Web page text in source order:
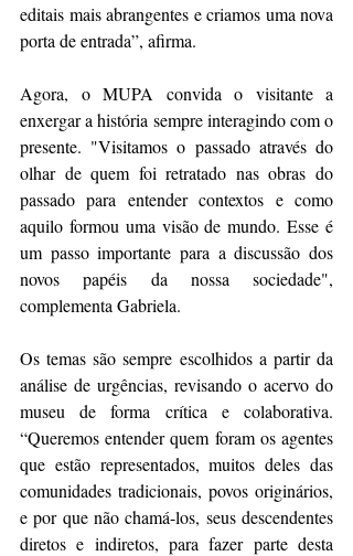
editais mais abrangentes e criamos uma nova
porta de entrada”, afirma.
Agora, o MUPA convida o visitante a
enxergar a história sempre interagindo com o
presente. "Visitamos o passado através do
olhar de quem foi retratado nas obras do
passado para entender contextos e como
aquilo formou uma visão de mundo. Esse é
um passo importante para a discussão dos
novos papéis da nossa sociedade",
complementa Gabriela.
Os temas são sempre escolhidos a partir da
análise de urgências, revisando o acervo do
museu de forma crítica e colaborativa.
“Queremos entender quem foram os agentes
que estão representados, muitos deles das
comunidades tradicionais, povos originários,
e por que não chamá-los, seus descendentes
diretos e indiretos, para fazer parte desta